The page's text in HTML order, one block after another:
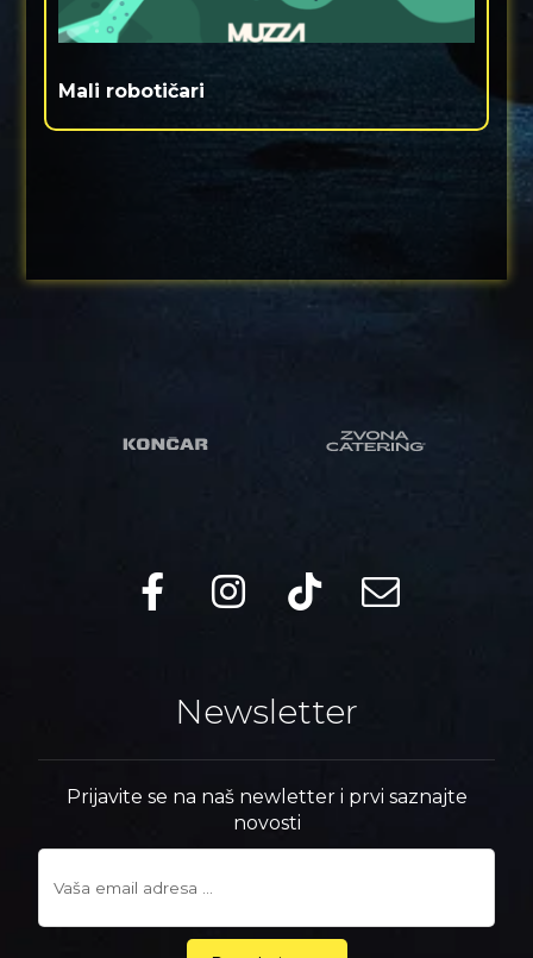
Mali robotičari
Newsletter
Prijavite se na naš newletter i prvi saznajte
novosti